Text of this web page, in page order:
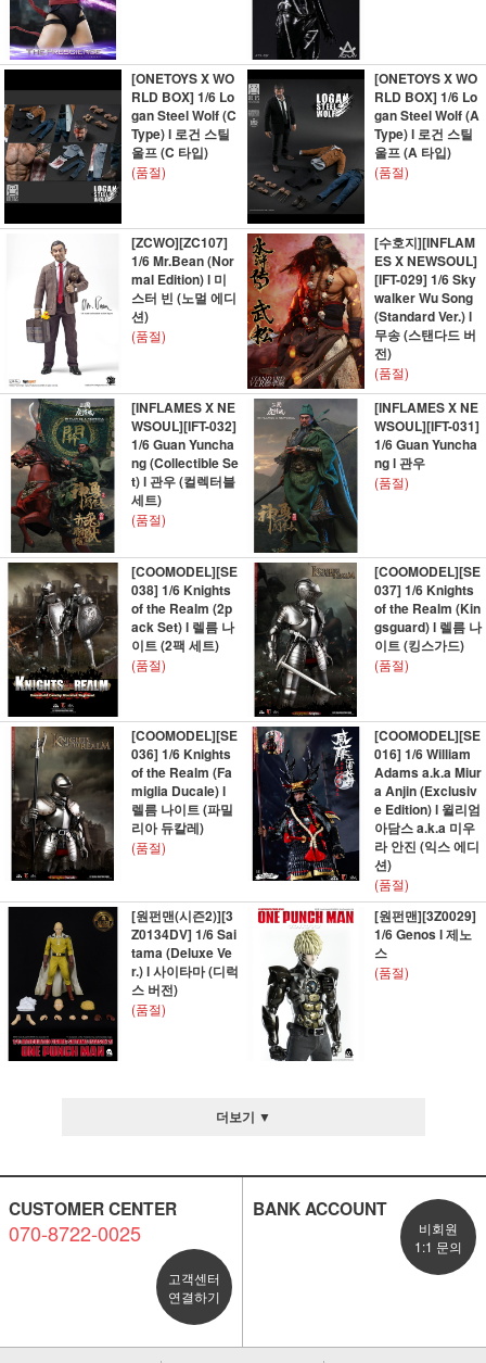
[ONETOYS X WO
RLD BOX] 1/6 Lo
gan Steel Wolf (C
Type) l 로건 스틸
울프 (C 타입)
(품절)
[ONETOYS X WO
RLD BOX] 1/6 Lo
gan Steel Wolf (A
Type) l 로건 스틸
울프 (A 타입)
(품절)
[ZCWO][ZC107]
1/6 Mr.Bean (Nor
mal Edition) l 미
스터 빈 (노멀 에디
션)
(품절)
[수호지][INFLAM
ES X NEWSOUL]
[IFT-029] 1/6 Sky
walker Wu Song
(Standard Ver.) l
무송 (스탠다드 버
전)
(품절)
[INFLAMES X NE
WSOUL][IFT-032]
1/6 Guan Yuncha
ng (Collectible Se
t) l 관우 (컬렉터블
세트)
(품절)
[INFLAMES X NE
WSOUL][IFT-031]
1/6 Guan Yuncha
ng l 관우
(품절)
[COOMODEL][SE
038] 1/6 Knights
of the Realm (2p
ack Set) l 렐름 나
이트 (2팩 세트)
(품절)
[COOMODEL][SE
037] 1/6 Knights
of the Realm (Kin
gsguard) l 렐름 나
이트 (킹스가드)
(품절)
[COOMODEL][SE
036] 1/6 Knights
of the Realm (Fa
miglia Ducale) l
렐름 나이트 (파밀
리아 듀칼레)
(품절)
[COOMODEL][SE
016] 1/6 William
Adams a.k.a Miur
a Anjin (Exclusiv
e Edition) l 윌리엄
아담스 a.k.a 미우
라 안진 (익스 에디
션)
(품절)
[원펀맨(시즌2)][3
Z0134DV] 1/6 Sai
tama (Deluxe Ve
r.) l 사이타마 (디럭
스 버전)
(품절)
[원펀맨][3Z0029]
1/6 Genos l 제노
스
(품절)
더보기 ▼
CUSTOMER CENTER
070-8722-0025
고객센터
연결하기
BANK ACCOUNT
비회원
1:1 문의